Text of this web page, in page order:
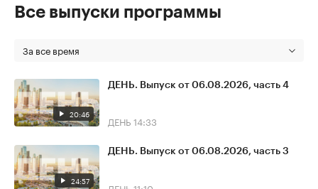
Все выпуски программы
За все время
20:46
ДЕНЬ. Выпуск от 06.08.2026, часть 4
ДЕНЬ 14:33
24:57
ДЕНЬ. Выпуск от 06.08.2026, часть 3